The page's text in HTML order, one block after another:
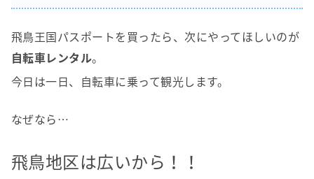
飛鳥王国パスポートを買ったら、次にやってほしいのが
自転車レンタル。
今日は一日、自転車に乗って観光します。
なぜなら…
飛鳥地区は広いから！！